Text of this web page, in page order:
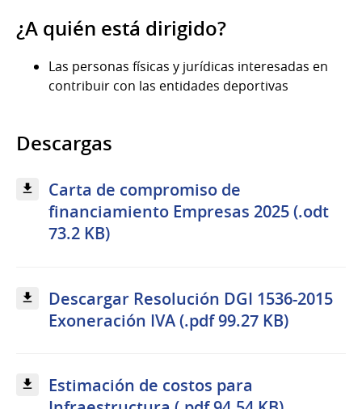
¿A quién está dirigido?
Las personas físicas y jurídicas interesadas en
contribuir con las entidades deportivas
Descargas
Carta de compromiso de
financiamiento Empresas 2025 (.odt
73.2 KB)
Descargar Resolución DGI 1536-2015
Exoneración IVA (.pdf 99.27 KB)
Estimación de costos para